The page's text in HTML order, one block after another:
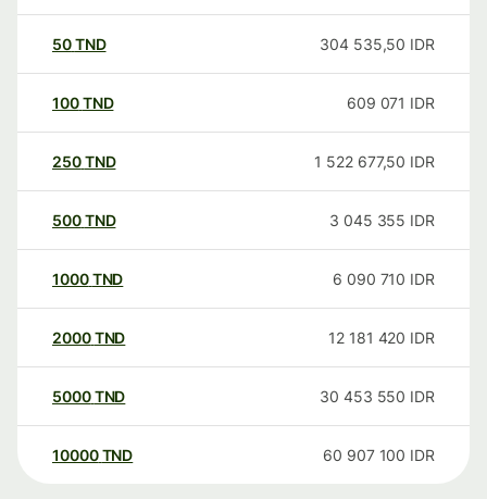
50TND 304 535,50 IDR
100TND 609 071 IDR
250TND 1 522 677,50 IDR
500TND 3 045 355 IDR
1000TND 6 090 710 IDR
2000TND 12 181 420 IDR
5000TND 30 453 550 IDR
10000 TND 60 907 100 IDR